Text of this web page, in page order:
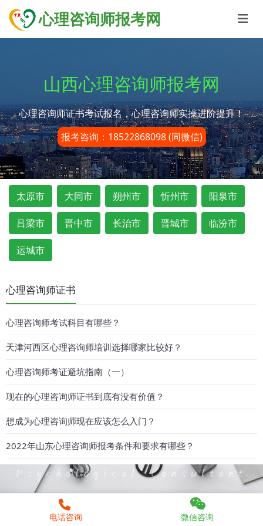
心理咨询师报考网
山西心理咨询师报考网
心理咨询师证书考试报名，心理咨询师实操进阶提升！
报考咨询：18522868098 (同微信)
太原市 大同市 朔州市 忻州市 阳泉市
吕梁市 晋中市 长治市 晋城市 临汾市
运城市
心理咨询师证书
心理咨询师考试科目有哪些？
天津河西区心理咨询师培训选择哪家比较好？
心理咨询师考证避坑指南（一）
现在的心理咨询师证书到底有没有价值？
想成为心理咨询师现在应该怎么入门？
2022年山东心理咨询师报考条件和要求有哪些？
电话咨询 微信咨询